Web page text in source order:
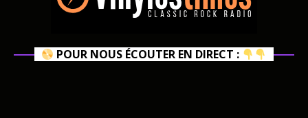
POUR NOUS ÉCOUTER EN DIRECT :